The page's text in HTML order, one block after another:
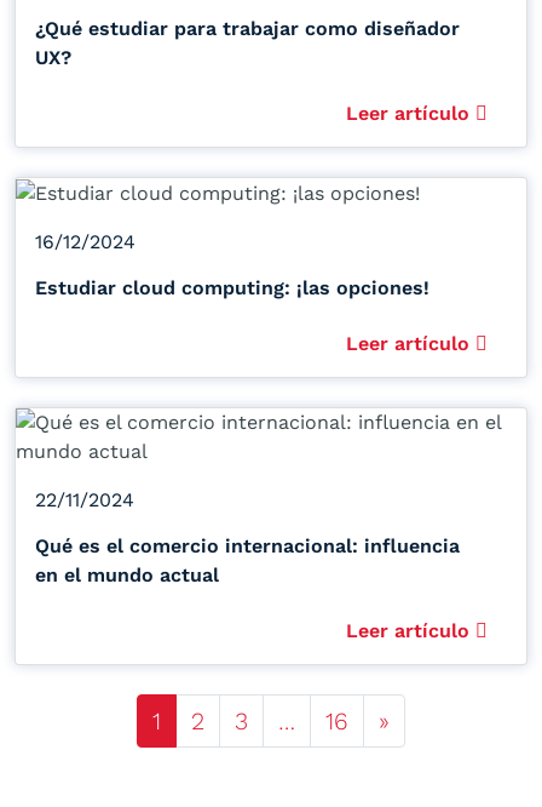
¿Qué estudiar para trabajar como diseñador
UX?
Leer artículo
16/12/2024
Estudiar cloud computing: ¡las opciones!
Leer artículo
22/11/2024
Qué es el comercio internacional: influencia
en el mundo actual
Leer artículo
Posts navigation
1 2 3 … 16 »